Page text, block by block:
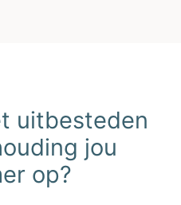
uitbesteden
jou
op?